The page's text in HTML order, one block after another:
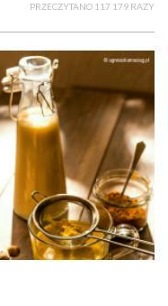
PRZECZYTANO 117 179 RAZY